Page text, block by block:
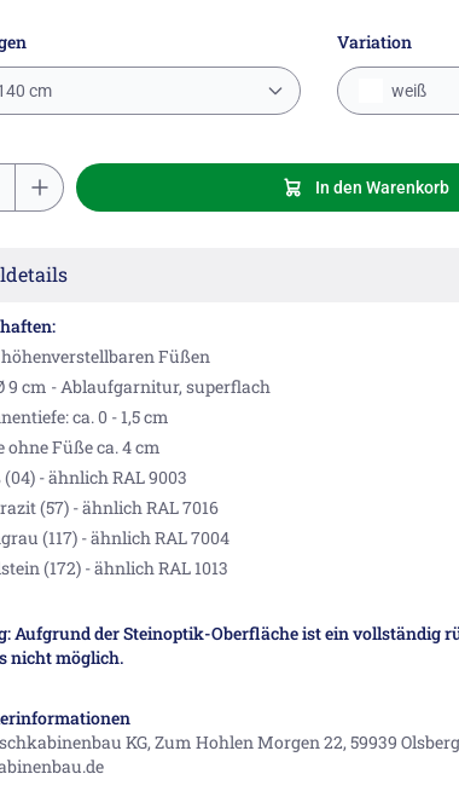
cm
Variation
weiß
In den Warenkorb
Füßen
9 cm - Ablaufgarnitur, superflach
ca. 0 - 1,5 cm
ohne Füße ca. 4 cm
- ähnlich RAL 9003
(57) - ähnlich RAL 7016
(117) - ähnlich RAL 7004
(172) - ähnlich RAL 1013
Aufgrund der Steinoptik-Oberfläche ist ein vollständig
nicht möglich.
KG, Zum Hohlen Morgen 22, 59939